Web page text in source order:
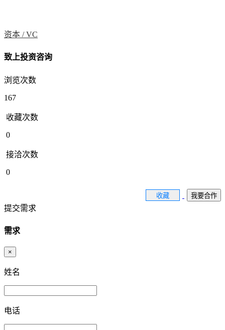
资本 /VC
致上投资咨询
浏览次数
167
收藏次数
0
接洽次数
0
收藏 我要合作
提交需求
需求
×
姓名
电话